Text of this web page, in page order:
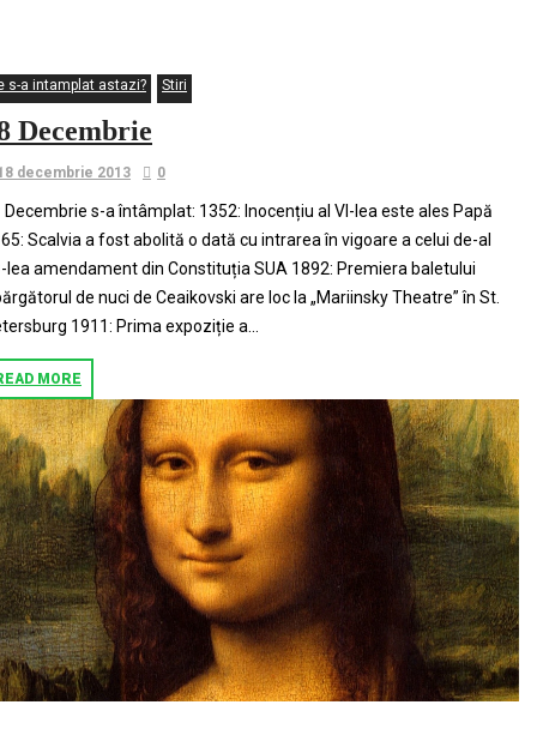
s-a intamplat astazi? Stiri
Decembrie
decembrie 2013 0
Decembrie s-a întâmplat: 1352: Inocențiu al VI-lea este ales Papă
Scalvia a fost abolită o dată cu intrarea în vigoare a celui de-al
lea amendament din Constituția SUA 1892: Premiera baletului
de nuci de Ceaikovski are loc la „Mariinsky Theatre” în St.
1911: Prima expoziție a...
MORE